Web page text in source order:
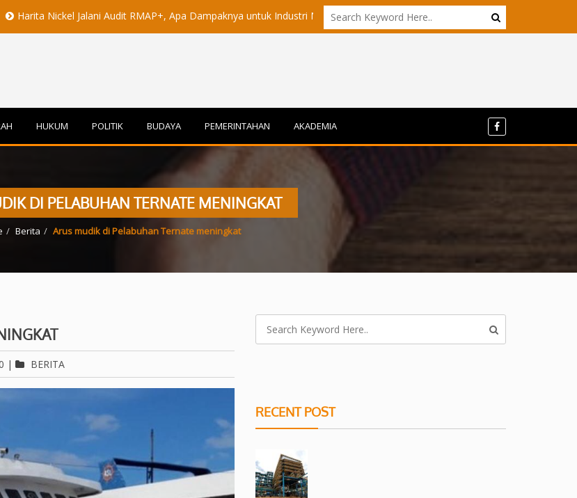
Jalani Audit RMAP+, Apa Dampaknya untuk Industri Nikel Maluku Utara? Akademisi UI dan ITB Menyoroti Tata
HUKUM POLITIK BUDAYA PEMERINTAHAN AKADEMIA
DI PELABUHAN TERNATE MENINGKAT
Berita Arus mudik di Pelabuhan Ternate meningkat
| BERITA
RECENT POST